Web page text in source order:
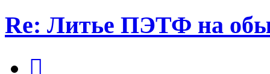
Re: Литье ПЭТФ на